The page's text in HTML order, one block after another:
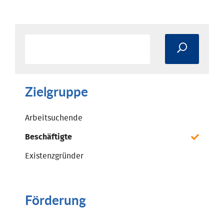
Zielgruppe
Arbeitsuchende
Beschäftigte
Existenzgründer
Förderung